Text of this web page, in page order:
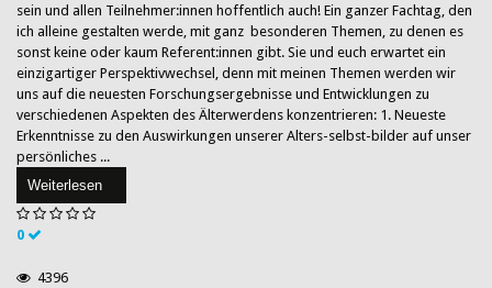
sein und allen Teilnehmer:innen hoffentlich auch! Ein ganzer Fachtag, den
ich alleine gestalten werde, mit ganz besonderen Themen, zu denen es
sonst keine oder kaum Referent:innen gibt. Sie und euch erwartet ein
einzigartiger Perspektivwechsel, denn mit meinen Themen werden wir
uns auf die neuesten Forschungsergebnisse und Entwicklungen zu
verschiedenen Aspekten des Älterwerdens konzentrieren: 1. Neueste
Erkenntnisse zu den Auswirkungen unserer Alters-selbst-bilder auf unser
persönliches ...
Weiterlesen
0
4396